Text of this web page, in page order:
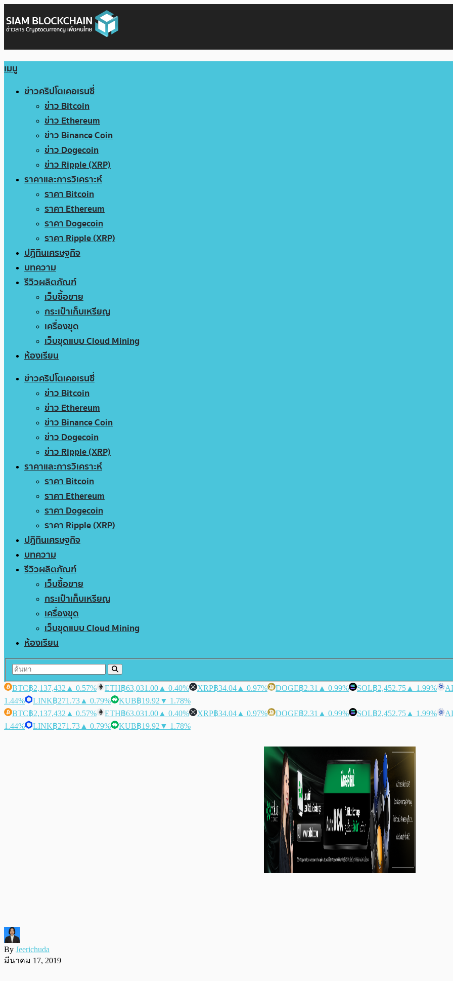
เมนู
ข่าวคริปโตเคอเรนซี่
ข่าว Bitcoin
ข่าว Ethereum
ข่าว Binance Coin
ข่าว Dogecoin
ข่าว Ripple (XRP)
ราคาและการวิเคราะห์
ราคา Bitcoin
ราคา Ethereum
ราคา Dogecoin
ราคา Ripple (XRP)
ปฏิทินเศรษฐกิจ
บทความ
รีวิวผลิตภัณฑ์
เว็บซื้อขาย
กระเป๋าเก็บเหรียญ
เครื่องขุด
เว็บขุดแบบ Cloud Mining
ห้องเรียน
ข่าวคริปโตเคอเรนซี่
ข่าว Bitcoin
ข่าว Ethereum
ข่าว Binance Coin
ข่าว Dogecoin
ข่าว Ripple (XRP)
ราคาและการวิเคราะห์
ราคา Bitcoin
ราคา Ethereum
ราคา Dogecoin
ราคา Ripple (XRP)
ปฏิทินเศรษฐกิจ
บทความ
รีวิวผลิตภัณฑ์
เว็บซื้อขาย
กระเป๋าเก็บเหรียญ
เครื่องขุด
เว็บขุดแบบ Cloud Mining
ห้องเรียน
BTC฿2,137,432 ▲ 0.57% ETH฿63,031.00 ▲ 0.40% XRP฿34.04 ▲ 0.97% DOGE฿2.31 ▲ 0.99% SOL฿2,452.75 ▲ 1.99%
1.44%
LINK฿271.73 ▲ 0.79% KUB฿19.92 ▼ 1.78%
BTC฿2,137,432 ▲ 0.57% ETH฿63,031.00 ▲ 0.40% XRP฿34.04 ▲ 0.97% DOGE฿2.31 ▲ 0.99% SOL฿2,452.75 ▲ 1.99%
1.44%
LINK฿271.73 ▲ 0.79% KUB฿19.92 ▼ 1.78%
By Jeerichuda
มีนาคม 17, 2019